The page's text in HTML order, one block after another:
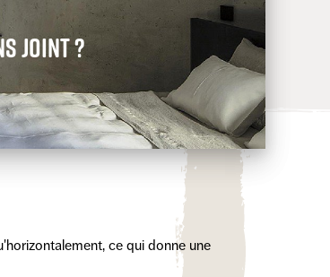
joint ?
ce qui donne une